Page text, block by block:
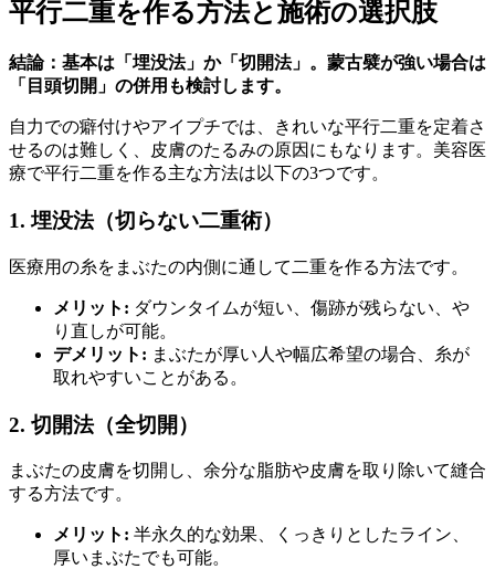
平行二重を作る方法と施術の選択肢
結論：基本は「埋没法」か「切開法」。蒙古襞が強い場合は
「目頭切開」の併用も検討します。
自力での癖付けやアイプチでは、きれいな平行二重を定着さ
せるのは難しく、皮膚のたるみの原因にもなります。美容医
療で平行二重を作る主な方法は以下の3つです。
1. 埋没法（切らない二重術）
医療用の糸をまぶたの内側に通して二重を作る方法です。
メリット: ダウンタイムが短い、傷跡が残らない、や
り直しが可能。
デメリット: まぶたが厚い人や幅広希望の場合、糸が
取れやすいことがある。
2. 切開法（全切開）
まぶたの皮膚を切開し、余分な脂肪や皮膚を取り除いて縫合
する方法です。
メリット: 半永久的な効果、くっきりとしたライン、
厚いまぶたでも可能。